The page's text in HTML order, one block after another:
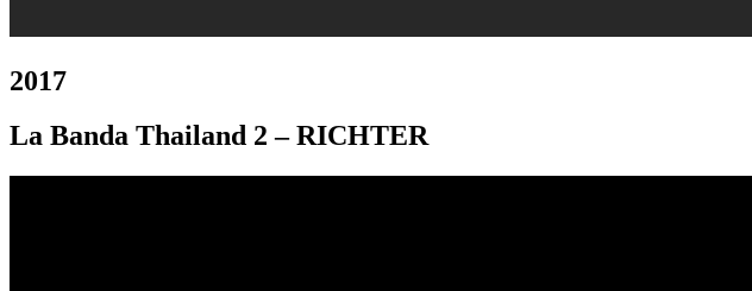
2017
La Banda Thailand 2–RICHTER